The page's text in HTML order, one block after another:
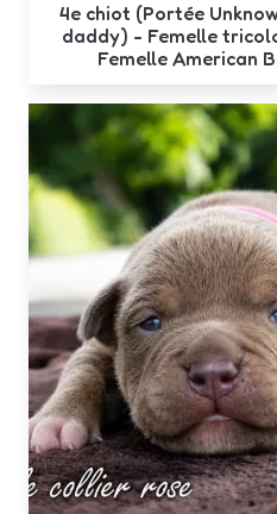
4e chiot (Portée
daddy) - Femelle
Femelle American